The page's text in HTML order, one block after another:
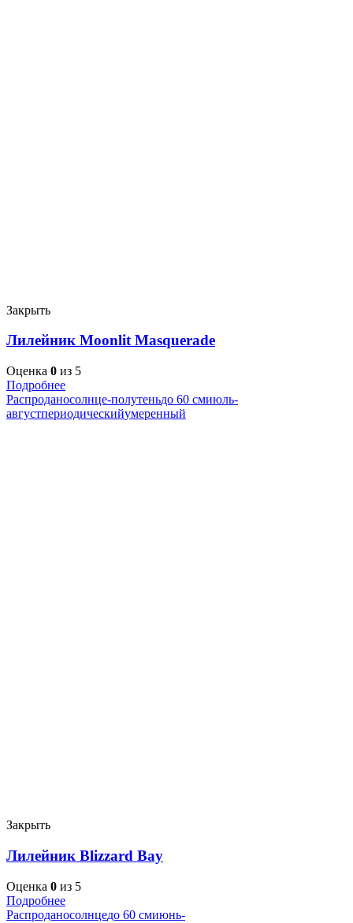
Закрыть
Лилейник Moonlit Masquerade
Оценка 0 из 5
Подробнее
Распроданосолнце-полутеньдо 60 смиюль-
августпериодическийумеренный
Закрыть
Лилейник Blizzard Bay
Оценка 0 из 5
Подробнее
Распроданосолнцедо 60 смиюнь-